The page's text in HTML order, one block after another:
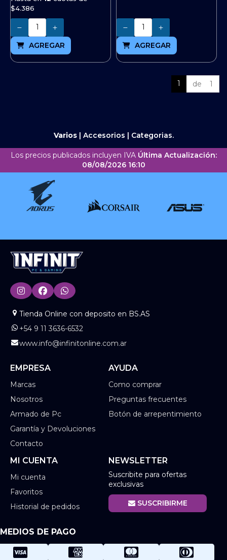
$4.386
Cantidad
AGREGAR
Cantidad
AGREGAR
1 de 1
Varios| Accesorios | Categorias.
Los precios publicados incluyen IVA Última Actualización:
08/08/2026 16:10
Tienda Online con deposito en BS.AS
+54 9 11 3636-6532
www.info@infinitonline.com.ar
EMPRESA
Marcas
Nosotros
Armado de Pc
Garantía y Devoluciones
Contacto
AYUDA
Como comprar
Preguntas frecuentes
Botón de arrepentimiento
MI CUENTA
Mi cuenta
Favoritos
Historial de pedidos
NEWSLETTER
Suscribite para ofertas
exclusivas
SUSCRIBIRME
MEDIOS DE PAGO